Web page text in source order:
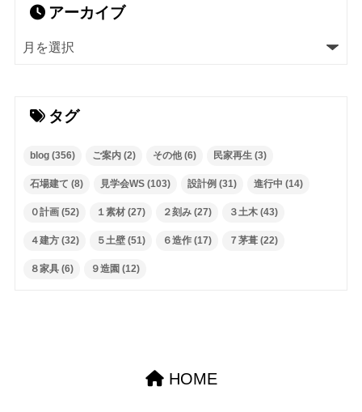
アーカイブ
タグ
blog(356) ご案内(2) その他(6) 民家再生(3)
石場建て (8) 見学会WS(103) 設計例 (31) 進行中 (14)
０計画(52) １素材(27) ２刻み(27) ３土木(43)
４建方(32) ５土壁(51) ６造作(17) ７茅葺(22)
８家具(6) ９造園 (12)
HOME